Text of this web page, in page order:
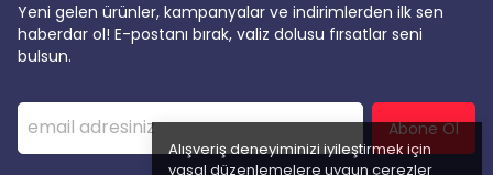
Alışveriş deneyiminizi iyileştirmek için
yasal düzenlemelere uygun çerezler
Yeni gelen ürünler, kampanyalar ve indirimlerden ilk sen
haberdar ol! E-postanı bırak, valiz dolusu fırsatlar seni
bulsun.
Abone Ol